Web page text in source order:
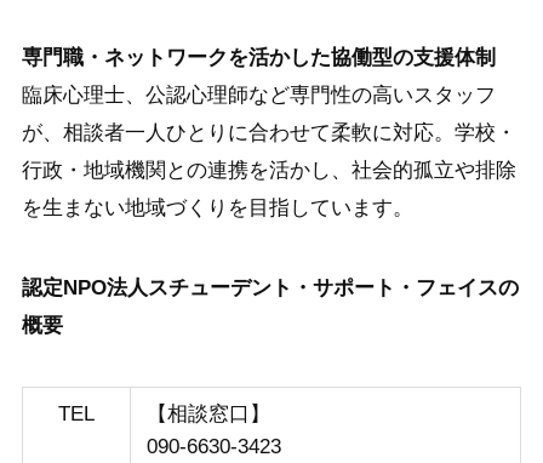
専門職・ネットワークを活かした協働型の支援体制
臨床心理士、公認心理師など専門性の高いスタッフ
が、相談者一人ひとりに合わせて柔軟に対応。学校・
行政・地域機関との連携を活かし、社会的孤立や排除
を生まない地域づくりを目指しています。
認定NPO法人スチューデント・サポート・フェイスの
概要
TEL
【相談窓口】
090-6630-3423